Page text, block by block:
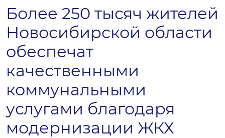
Более 250 тысяч жителей
Новосибирской области
обеспечат
качественными
коммунальными
услугами благодаря
модернизации ЖКХ